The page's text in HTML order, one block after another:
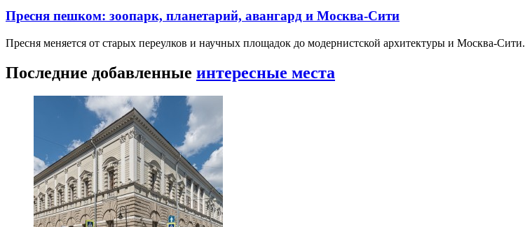
Пресня пешком: зоопарк, планетарий, авангард и Москва-Сити
Пресня меняется от старых переулков и научных площадок до модернистской архитектуры и Москва-Сити.
Последние добавленные интересные места